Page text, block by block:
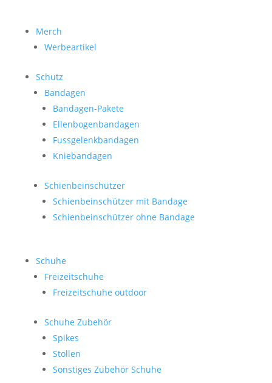
Merch
Werbeartikel
Schutz
Bandagen
Bandagen-Pakete
Ellenbogenbandagen
Fussgelenkbandagen
Kniebandagen
Schienbeinschützer
Schienbeinschützer mit Bandage
Schienbeinschützer ohne Bandage
Schuhe
Freizeitschuhe
Freizeitschuhe outdoor
Schuhe Zubehör
Spikes
Stollen
Sonstiges Zubehör Schuhe